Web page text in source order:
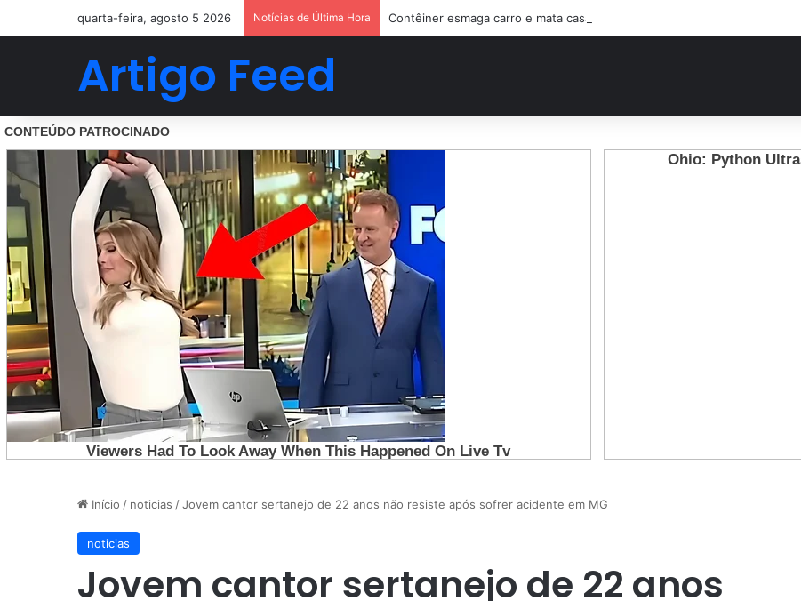
quarta-feira, agosto 5 2026 Notícias de Última Hora Contêiner esmaga carro e mata casal na BR-470; filho sobreviveu…Ver mais
Artigo Feed
Início / noticias /Jovem cantor sertanejo de 22 anos não resiste após sofrer acidente em MG
noticias
Jovem cantor sertanejo de 22 anos